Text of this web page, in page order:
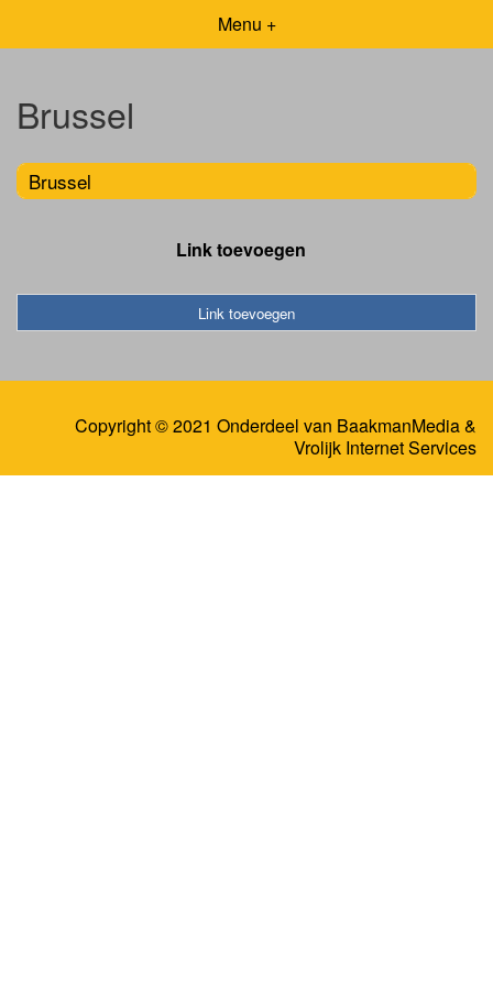
Menu +
Brussel
Brussel
Link toevoegen
Link toevoegen
Copyright © 2021 Onderdeel van BaakmanMedia&
Vrolijk Internet Services